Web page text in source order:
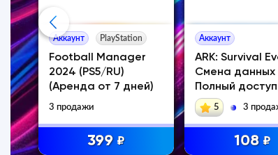
Аккаунт PlayStation
Football Manager
2024 (PS5/RU)
(Аренда от 7 дней)
3 продажи
399 ₽
Аккаунт
ARK: Survival
Смена данных
Полный доступ
5 3
108 ₽